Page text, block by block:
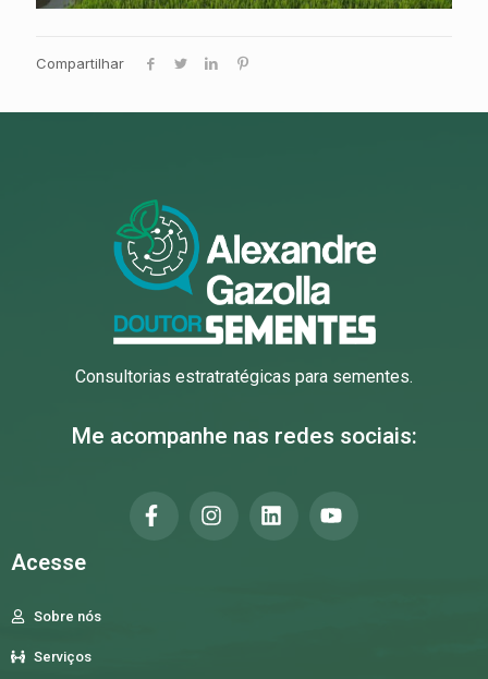
Compartilhar
Consultorias estratratégicas para sementes.
Me acompanhe nas redes sociais:
Acesse
Sobre nós
Serviços